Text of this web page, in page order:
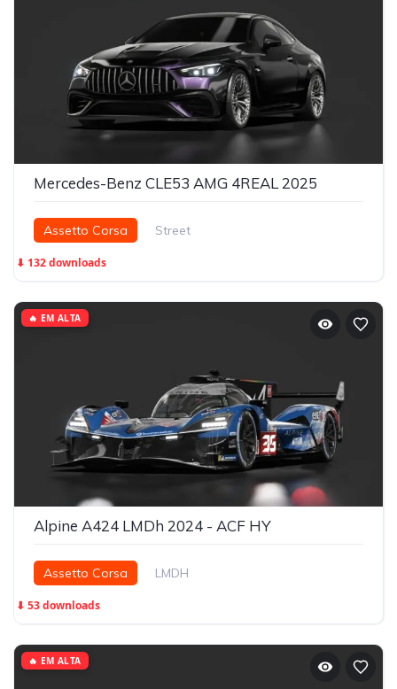
Mercedes-Benz CLE53 AMG 4REAL 2025
Assetto Corsa Street
⬇ 132 downloads
Alpine A424 LMDh 2024 - ACF HY
Assetto Corsa LMDH
⬇ 53 downloads
🔥 EM ALTA
🔥 EM ALTA